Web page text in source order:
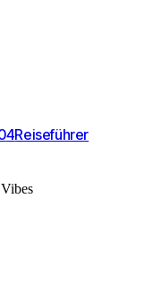
4Reiseführer